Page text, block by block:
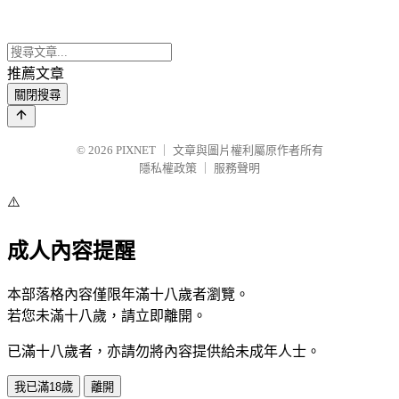
推薦文章
關閉搜尋
© 2026 PIXNET
文章與圖片權利屬原作者所有
隱私權政策
服務聲明
⚠️
成人內容提醒
本部落格內容僅限年滿十八歲者瀏覽。
若您未滿十八歲，請立即離開。
已滿十八歲者，亦請勿將內容提供給未成年人士。
我已滿18歲 離開